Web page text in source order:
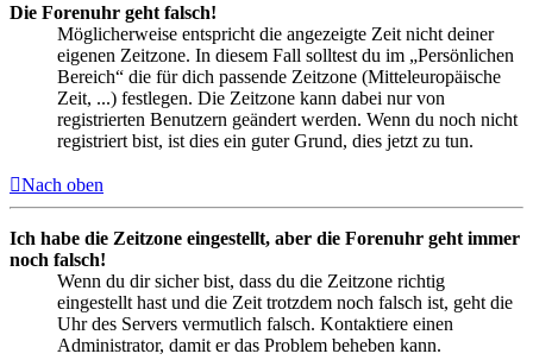
Die Forenuhr geht falsch!
Möglicherweise entspricht die angezeigte Zeit nicht deiner
eigenen Zeitzone. In diesem Fall solltest du im „Persönlichen
Bereich“ die für dich passende Zeitzone (Mitteleuropäische
Zeit, ...) festlegen. Die Zeitzone kann dabei nur von
registrierten Benutzern geändert werden. Wenn du noch nicht
registriert bist, ist dies ein guter Grund, dies jetzt zu tun.
Nach oben
Ich habe die Zeitzone eingestellt, aber die Forenuhr geht immer
noch falsch!
Wenn du dir sicher bist, dass du die Zeitzone richtig
eingestellt hast und die Zeit trotzdem noch falsch ist, geht die
Uhr des Servers vermutlich falsch. Kontaktiere einen
Administrator, damit er das Problem beheben kann.